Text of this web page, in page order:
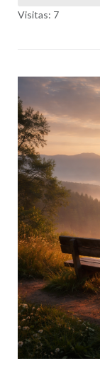
Visitas: 7